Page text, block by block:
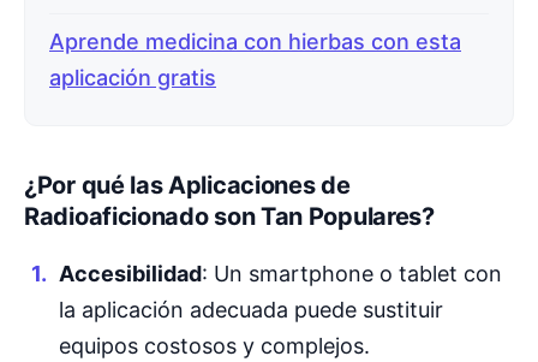
Aprende medicina con hierbas con esta
aplicación gratis
¿Por qué las Aplicaciones de
Radioaficionado son Tan Populares?
Accesibilidad: Un smartphone o tablet con
la aplicación adecuada puede sustituir
equipos costosos y complejos.